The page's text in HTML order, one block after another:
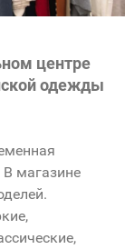
центре
одежды
магазине